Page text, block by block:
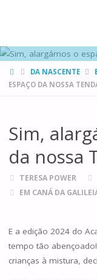
HOMEDA NASCENTE
ESPAÇO DA NOSSA
Sim,
da nossa
TERESA POWER
EM CANÁ DA
E a edição 2024 do
tempo tão
crianças à mistura,